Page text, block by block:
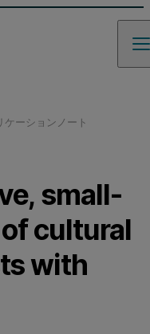
ケーションノート
small-
cultural
with